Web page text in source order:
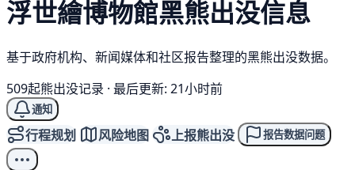
浮世繪博物館黑熊出没信息
基于政府机构、新闻媒体和社区报告整理的黑熊出没数据。
509起熊出没记录 · 最后更新: 21小时前
通知
行程规划 风险地图 上报熊出没 报告数据问题